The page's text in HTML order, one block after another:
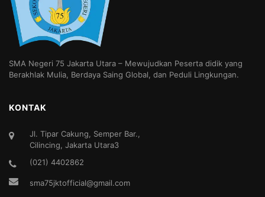
SMA Negeri 75 Jakarta Utara – Mewujudkan Peserta didik yang
Berakhlak Mulia, Berdaya Saing Global, dan Peduli Lingkungan.
KONTAK
Jl. Tipar Cakung, Semper Bar.,
Cilincing, Jakarta Utara3
(021) 4402862
sma75jktofficial@gmail.com